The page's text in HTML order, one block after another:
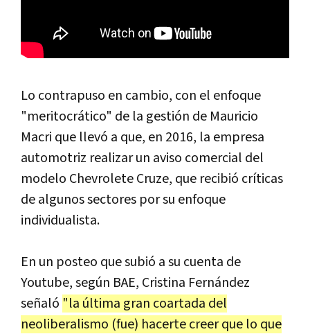
Lo contrapuso en cambio, con el enfoque
"meritocrático" de la gestión de Mauricio
Macri que llevó a que, en 2016, la empresa
automotriz realizar un aviso comercial del
modelo Chevrolete Cruze, que recibió críticas
de algunos sectores por su enfoque
individualista.
En un posteo que subió a su cuenta de
Youtube, según BAE, Cristina Fernández
señaló "la última gran coartada del
neoliberalismo (fue) hacerte creer que lo que